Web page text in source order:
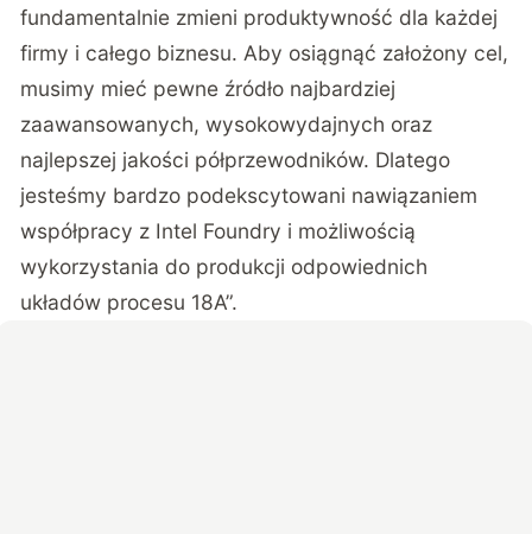
fundamentalnie zmieni produktywność dla każdej
firmy i całego biznesu. Aby osiągnąć założony cel,
musimy mieć pewne źródło najbardziej
zaawansowanych, wysokowydajnych oraz
najlepszej jakości półprzewodników. Dlatego
jesteśmy bardzo podekscytowani nawiązaniem
współpracy z Intel Foundry i możliwością
wykorzystania do produkcji odpowiednich
układów procesu 18A”.